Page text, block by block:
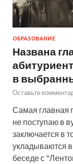
ОБРАЗОВАНИЕ
Названа
в
Оставьте
Самая главная
не поступаю в
заключается в
укладываются в
беседе с